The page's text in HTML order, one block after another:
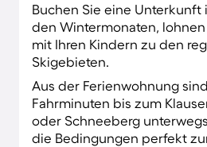
Buchen Sie eine Unterkunft
den Wintermonaten, lohnen
mit Ihren Kindern zu den
Skigebieten.
Aus der Ferienwohnung
Fahrminuten bis zum
oder Schneeberg
die Bedingungen perfekt